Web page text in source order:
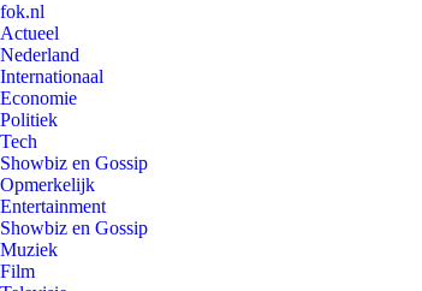
fok.nl
Actueel
Nederland
Internationaal
Economie
Politiek
Tech
Showbiz en Gossip
Opmerkelijk
Entertainment
Showbiz en Gossip
Muziek
Film